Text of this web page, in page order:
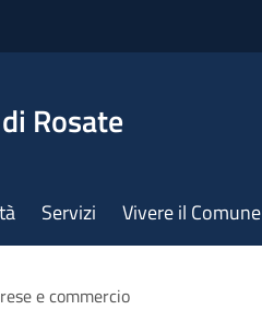
Rosate
Servizi Vivere il Comune
e commercio